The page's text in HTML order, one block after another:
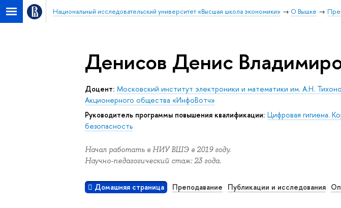
Национальный исследовательский университет «Высшая школа экономики» О Вышке
Денисов Денис
Доцент: Московский институт электроники и математики им. А.Н.
Акционерного общества «ИнфоВотч»
Руководитель программы повышения квалификации: Цифровая гигиена.
безопасность
Начал работать в НИУ ВШЭ в 2019 году.
Научно-педагогический стаж: 23 года.
Домашняя страница Преподавание Публикации и исследования